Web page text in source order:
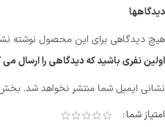
دیدگاهها
هیچ دیدگاهی برای این محصول نوشته
اولین نفری باشید که دیدگاهی را ارسال
نشانی ایمیل شما منتشر نخواهد شد.
امتیاز شما